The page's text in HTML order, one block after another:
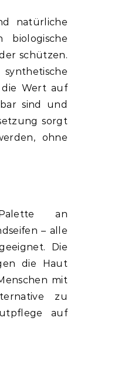
natürliche
biologische
schützen.
die Wert auf
sind und
sorgt
ohne
an
– alle
Die
die Haut
mit
zu
auf